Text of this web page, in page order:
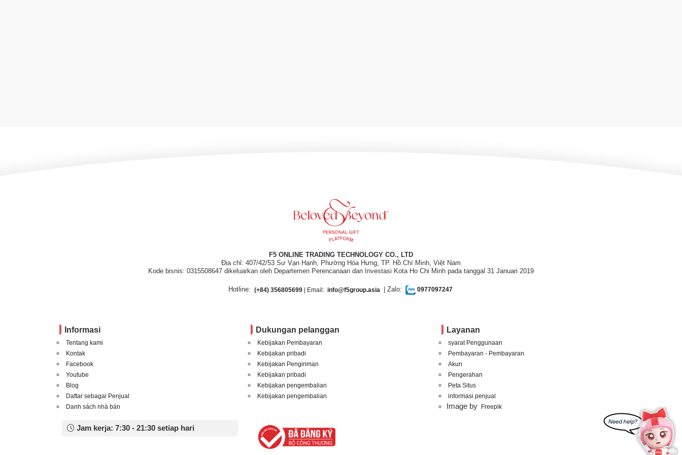
F5 ONLINE TRADING TECHNOLOGY CO., LTD
Địa chỉ: 407/42/53 Sư Vạn Hạnh, Phường Hòa Hưng, TP. Hồ Chí Minh, Việt Nam
Kode bisnis: 0315508647 dikeluarkan oleh Departemen Perencanaan dan Investasi Kota Ho Chi Minh pada tanggal 31 Januari 2019
Hotline: (+84) 356805699| Email: info@f5group.asia | Zalo: 0977097247
Informasi
Tentang kami
Kontak
Facebook
Youtube
Blog
Daftar sebagai Penjual
Danh sách nhà bán
Dukungan pelanggan
Kebijakan Pembayaran
Kebijakan pribadi
Kebijakan Pengiriman
Kebijakan pribadi
Kebijakan pengembalian
Kebijakan pengembalian
Layanan
syarat Penggunaan
Pembayaran - Pembayaran
Akun
Pengerahan
Peta Situs
informasi penjual
Image by Freepik
Jam kerja: 7:30 - 21:30 setiap hari